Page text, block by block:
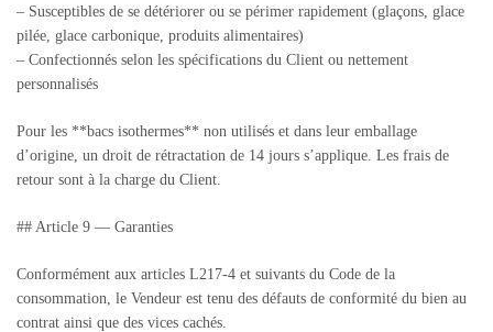
– Susceptibles de se détériorer ou se périmer rapidement (glaçons, glace
pilée, glace carbonique, produits alimentaires)
– Confectionnés selon les spécifications du Client ou nettement
personnalisés
Pour les **bacs isothermes** non utilisés et dans leur emballage
d’origine, un droit de rétractation de 14 jours s’applique. Les frais de
retour sont à la charge du Client.
## Article 9 — Garanties
Conformément aux articles L217-4 et suivants du Code de la
consommation, le Vendeur est tenu des défauts de conformité du bien au
contrat ainsi que des vices cachés.